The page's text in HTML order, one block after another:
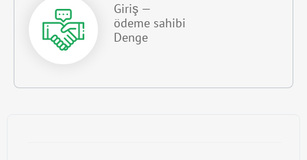
Giriş —
ödeme sahibi
Denge